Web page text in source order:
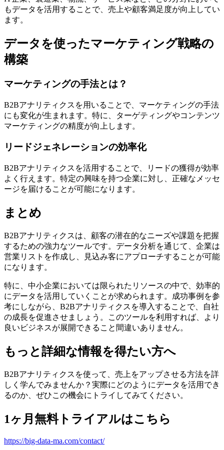
もデータを活用することで、売上や顧客満足度が向上してい
ます。
データを使ったマーケティング戦略の
構築
マーケティングの手法とは？
B2Bアナリティクスを用いることで、マーケティングの手法
にも変化が生まれます。特に、ターゲティングやコンテンツ
マーケティングの精度が向上します。
リードジェネレーションの効率化
B2Bアナリティクスを活用することで、リードの獲得が効率
よく行えます。特定の興味を持つ企業に対し、正確なメッセ
ージを届けることが可能になります。
まとめ
B2Bアナリティクスは、顧客の潜在的なニーズや課題を把握
するための強力なツールです。データ分析を通じて、企業は
営業リストを作成し、見込み客にアプローチすることが可能
になります。
特に、中小企業においては限られたリソースの中で、効率的
にデータを活用していくことが求められます。成功事例を参
考にしながら、B2Bアナリティクスを導入することで、自社
の成長を促進させましょう。このツールを利用すれば、より
良いビジネスが展開できること間違いありません。
もっと詳細な情報を得たい方へ
B2Bアナリティクスを使って、売上をアップさせる方法を詳
しく学んでみませんか？実際にどのようにデータを活用でき
るのか、ぜひこの機会にトライしてみてください。
1ヶ月無料トライアルはこちら
https://big-data-ma.com/contact/